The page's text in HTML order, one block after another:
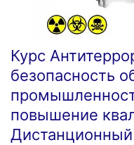
Курс
безопасность
повышение
Дистанционный